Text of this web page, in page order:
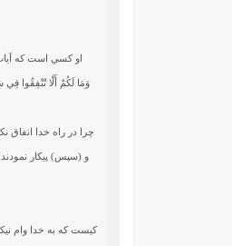
او كسي است كه آيات
وَمَا لَكُمْ أَلَّا تُنْفِقُوا
چرا در راه خدا انفاق
و (سپس) پيكار نمودند
كيست كه به خدا وام